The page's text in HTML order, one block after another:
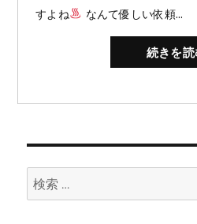
すよね
なんて優しい依頼...
続きを
検
索: